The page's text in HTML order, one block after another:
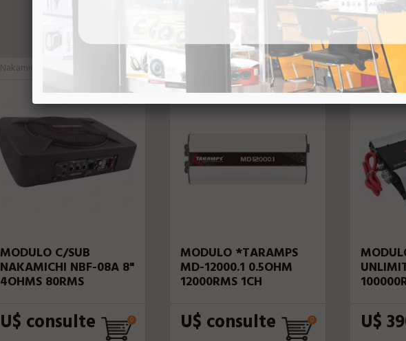
VEJA MAIS
Nakamichi 71123
MODULO C/SUB
NAKAMICHI NBF-08A 8"
4OHMS 80RMS
U$ consulte
Taramps 85076
MODULO *TARAMPS
MD-12000.1 0.5OHM
12000RMS 1CH
U$ consulte
Soundigital
U$